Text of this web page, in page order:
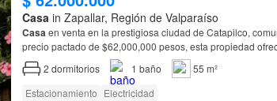
Casa in Zapallar, Región de Valparaíso
Casaen venta en la prestigiosa ciudad de Catapilco,
precio pactado de $62,000,000 pesos, esta propiedad
**Características del Inmueble** - **Tamaño y
2 dormitorios 1 baño
55 m²
Estacionamiento Electricidad